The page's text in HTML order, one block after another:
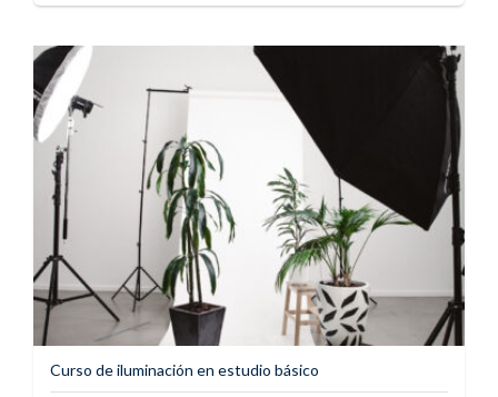
Curso de iluminación en estudio básico